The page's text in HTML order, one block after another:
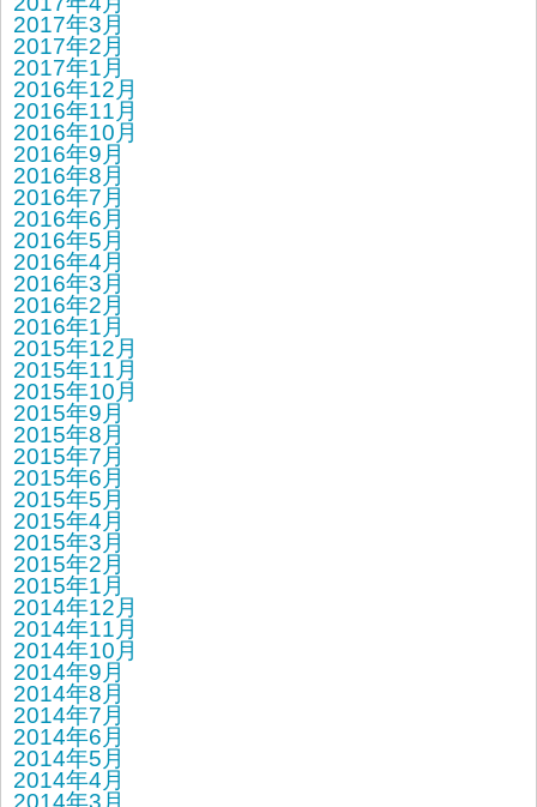
2017年3月
2017年2月
2017年1月
2016年12月
2016年11月
2016年10月
2016年9月
2016年8月
2016年7月
2016年6月
2016年5月
2016年4月
2016年3月
2016年2月
2016年1月
2015年12月
2015年11月
2015年10月
2015年9月
2015年8月
2015年7月
2015年6月
2015年5月
2015年4月
2015年3月
2015年2月
2015年1月
2014年12月
2014年11月
2014年10月
2014年9月
2014年8月
2014年7月
2014年6月
2014年5月
2014年4月
2014年3月